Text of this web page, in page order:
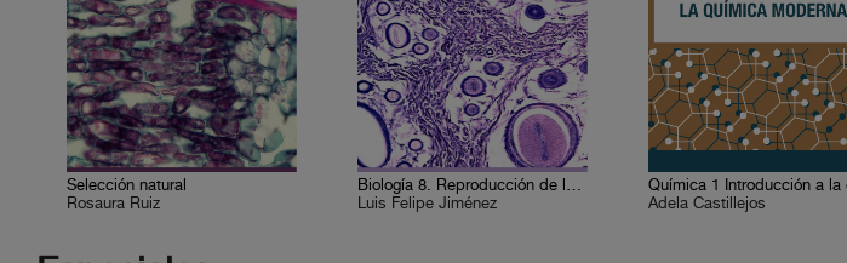
Selección natural
Rosaura Ruiz
Biología 8. Reproducción de los individuos
Luis Felipe Jiménez
Adela Castillejos